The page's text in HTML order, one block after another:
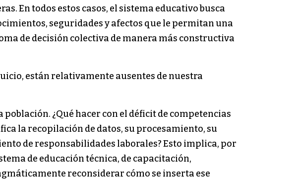
En todos estos casos, el sistema educativo busca
seguridades y afectos que le permitan una
de decisión colectiva de manera más constructiva
están relativamente ausentes de nuestra
¿Qué hacer con el déficit de competencias
la recopilación de datos, su procesamiento, su
de responsabilidades laborales? Esto implica, por
de educación técnica, de capacitación,
reconsiderar cómo se inserta ese